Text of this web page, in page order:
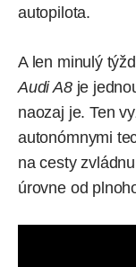
autopilota.
A len minulý
Audi A8je
naozaj je. Ten
autonómnymi
na cesty
úrovne od